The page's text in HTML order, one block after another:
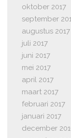
oktober 2017
september
augustus 2017
juli 2017
juni 2017
mei 2017
april 2017
maart 2017
februari 2017
januari 2017
december